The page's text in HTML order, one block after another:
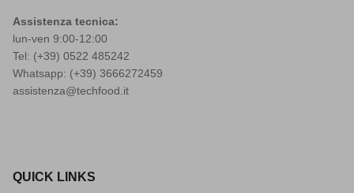
Assistenza tecnica:
lun-ven 9:00-12:00
Tel: (+39) 0522 485242
Whatsapp: (+39) 3666272459
assistenza@techfood.it
QUICK LINKS